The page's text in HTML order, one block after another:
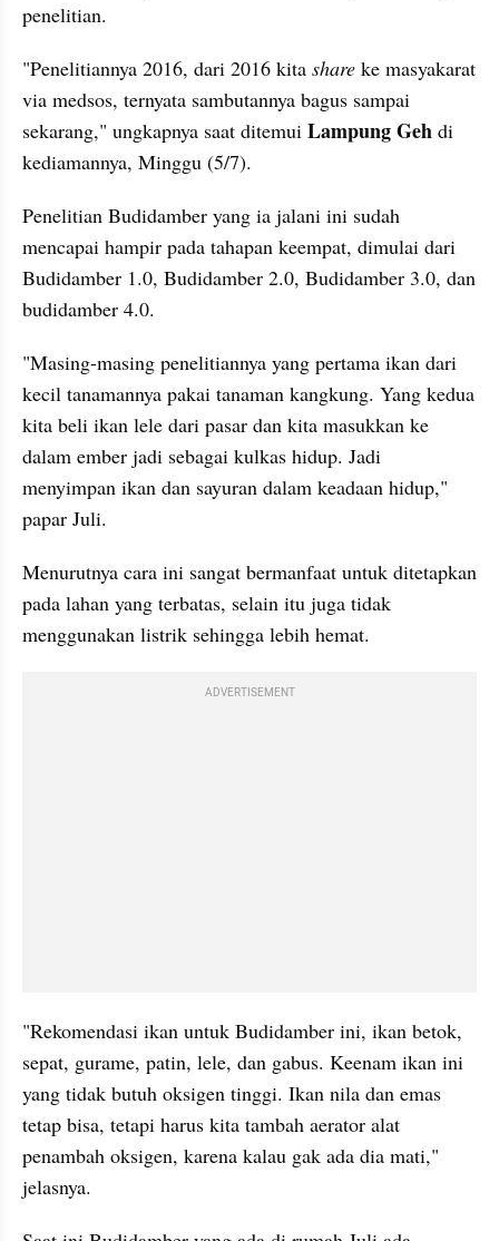
penelitian.
"Penelitiannya 2016, dari 2016 kita share ke masyakarat
via medsos, ternyata sambutannya bagus sampai
sekarang," ungkapnya saat ditemui Lampung Geh di
kediamannya, Minggu (5/7).
Penelitian Budidamber yang ia jalani ini sudah
Budidamber 1.0, Budidamber 2.0, Budidamber
budidamber 4.0.
"Masing-masing penelitiannya yang pertama ikan dari
kecil tanamannya pakai tanaman kangkung. Yang kedua
kita beli ikan lele dari pasar dan kita masukkan ke
dalam ember jadi sebagai kulkas hidup. Jadi
menyimpan ikan dan sayuran dalam keadaan hidup,"
papar Juli.
Menurutnya cara ini sangat bermanfaat untuk ditetapkan
pada lahan yang terbatas, selain itu juga tidak
menggunakan listrik sehingga lebih hemat.
ADVERTISEMENT
"Rekomendasi ikan untuk Budidamber ini, ikan betok,
sepat, gurame, patin, lele, dan gabus. Keenam ikan ini
yang tidak butuh oksigen tinggi. Ikan nila dan emas
tetap bisa, tetapi harus kita tambah aerator alat
penambah oksigen, karena kalau gak ada dia mati,"
jelasnya.